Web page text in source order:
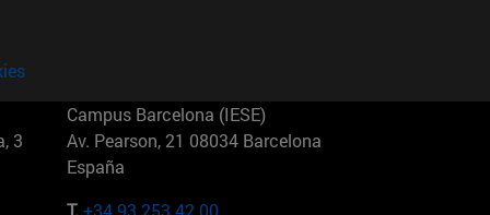
3
Campus Barcelona (IESE)
Av. Pearson, 21 08034 Barcelona
España
T. +34 93 253 42 00